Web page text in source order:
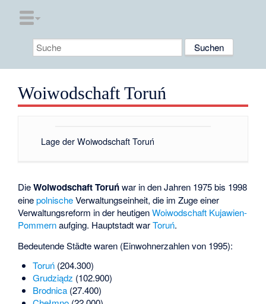
Woiwodschaft Toruń
Lage der Woiwodschaft Toruń
DieWoiwodschaft Toruńwar in den Jahren 1975 bis 1998
einepolnischeVerwaltungseinheit, die im Zuge einer
Verwaltungsreform in der heutigenWoiwodschaft Kujawien-
Pommernaufging. Hauptstadt warToruń.
Bedeutende Städte waren (Einwohnerzahlen von 1995):
Toruń(204.300)
Grudziądz (102.900)
Brodnica(27.400)